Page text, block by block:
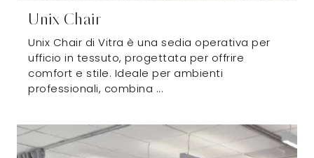
Unix Chair
Unix Chair di Vitra è una sedia operativa per
ufficio in tessuto, progettata per offrire
comfort e stile. Ideale per ambienti
professionali, combina ...